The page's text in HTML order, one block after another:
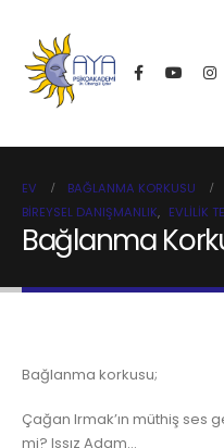
EV
BAĞLANMA KORKUSU
BIREYSEL DANIŞMANLIK, EVLILIK
Bağlanma
Bağlanma korkusu;
Çağan Irmak’ın müthiş ses
mi? Issız Adam…